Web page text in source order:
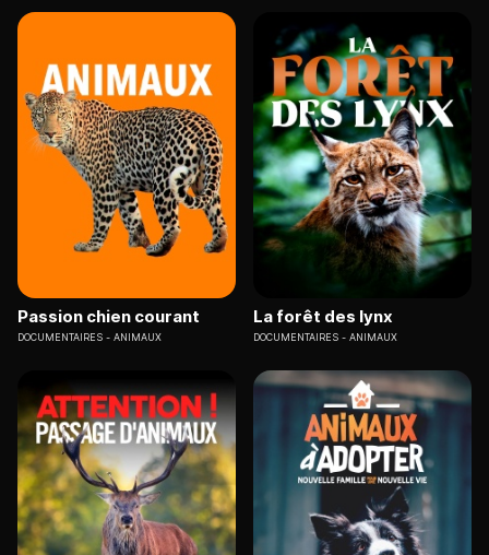
Passion chien courant
DOCUMENTAIRES ANIMAUX
La forêt des lynx
DOCUMENTAIRES ANIMAUX